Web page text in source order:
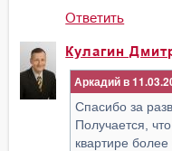
Ответить
Кулагин
Аркадий в
Спасибо за
Получается,
квартире